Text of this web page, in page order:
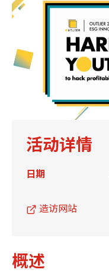
活动详情
日期
造访网站
概述